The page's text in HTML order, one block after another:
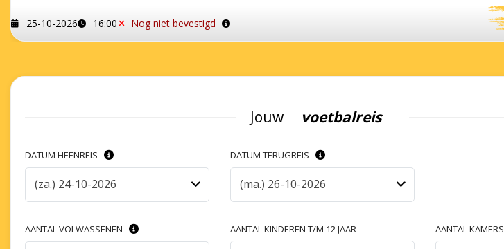
25-10-2026 16:00 Nog niet bevestigd
Jouw voetbalreis
DATUM HEENREIS
(za.) 24-10-2026
DATUM TERUGREIS
(ma.) 26-10-2026
AANTAL VOLWASSENEN AANTAL KINDEREN T/M 12 JAAR AANTAL KAMERS